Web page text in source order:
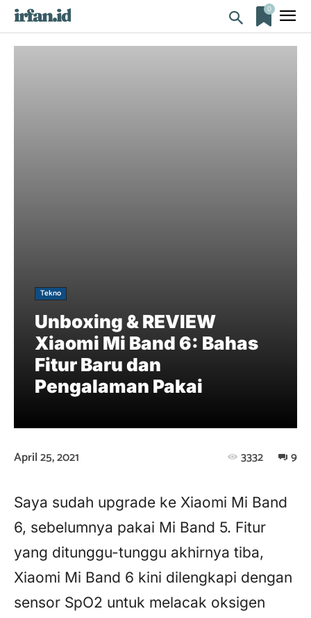
irfan.id 0
Tekno
Unboxing & REVIEW
Xiaomi Mi Band 6: Bahas
Fitur Baru dan
Pengalaman Pakai
9
April 25, 2021 3332
Saya sudah upgrade ke Xiaomi Mi Band
6, sebelumnya pakai Mi Band 5. Fitur
yang ditunggu-tunggu akhirnya tiba,
Xiaomi Mi Band 6 kini dilengkapi dengan
sensor SpO2 untuk melacak oksigen